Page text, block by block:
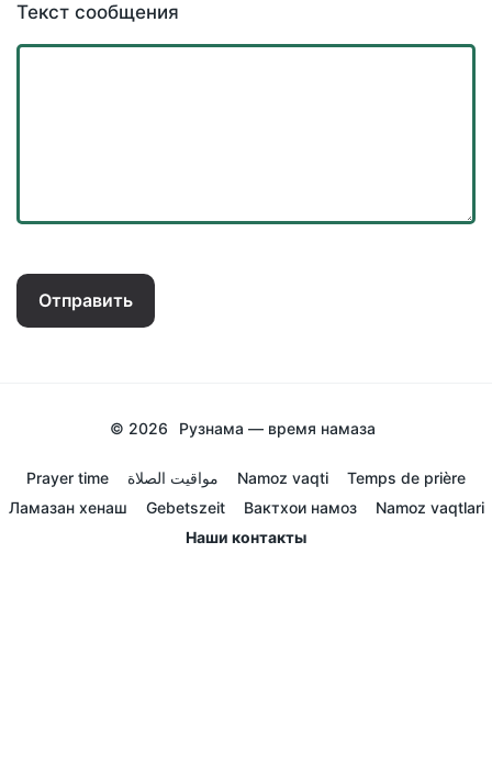
Текст сообщения
Отправить
© 2026 Рузнама — время намаза
Prayer time مواقيت الصلاة Namoz vaqti
Temps de prière
Ламазан хенаш
Gebetszeit Вактхои намоз
Namoz vaqtlari
Наши контакты